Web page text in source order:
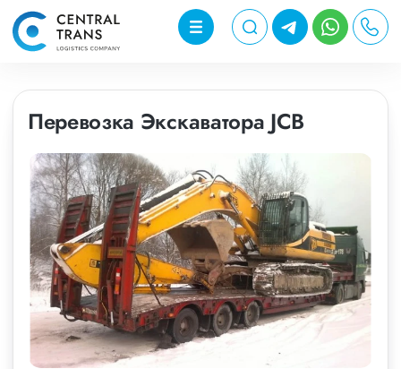
Перевозка Экскаватора JCB